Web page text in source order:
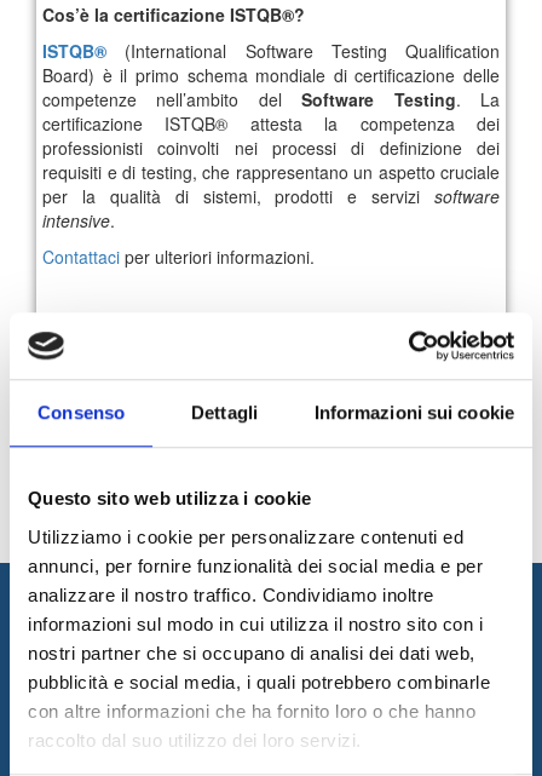
Consenso Dettagli Informazioni sui cookie
Questo sito web utilizza i cookie
Utilizziamo i cookie per personalizzare contenuti ed
annunci, per fornire funzionalità dei social media e per
analizzare il nostro traffico. Condividiamo inoltre
informazioni sul modo in cui utilizza il nostro sito con i
nostri partner che si occupano di analisi dei dati web,
pubblicità e social media, i quali potrebbero combinarle
con altre informazioni che ha fornito loro o che hanno
raccolto dal suo utilizzo dei loro servizi.
Cos’è la certificazione ISTQB®?
ISTQB® (International Software Testing Qualification
Board) è il primo schema mondiale di certificazione delle
competenze nell’ambito delSoftware Testing. La
certificazione ISTQB® attesta la competenza dei
professionisti coinvolti nei processi di definizione dei
requisiti e di testing, che rappresentano un aspetto cruciale
per la qualità di sistemi, prodotti e servizi software
intensive.
Contattaci per ulteriori informazioni.
57
58
Archivio News